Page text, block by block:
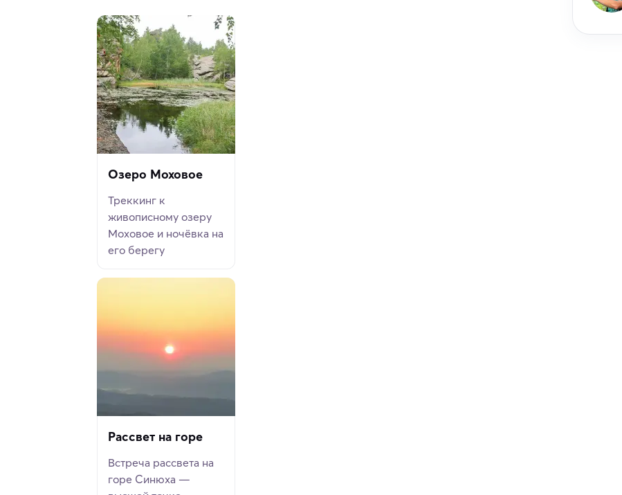
Озеро Моховое
Треккинг к
живописному озеру
Моховое и ночёвка на
его берегу
Рассвет на горе
Встреча рассвета на
горе Синюха —